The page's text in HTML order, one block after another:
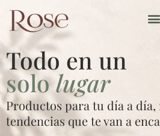
contenido
Todo en un
sololugar
Productos para tu día a día,
tendencias que te van a